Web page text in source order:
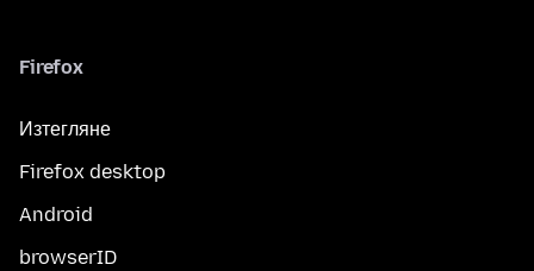
Firefox
Изтегляне
Firefox desktop
Android
browserID